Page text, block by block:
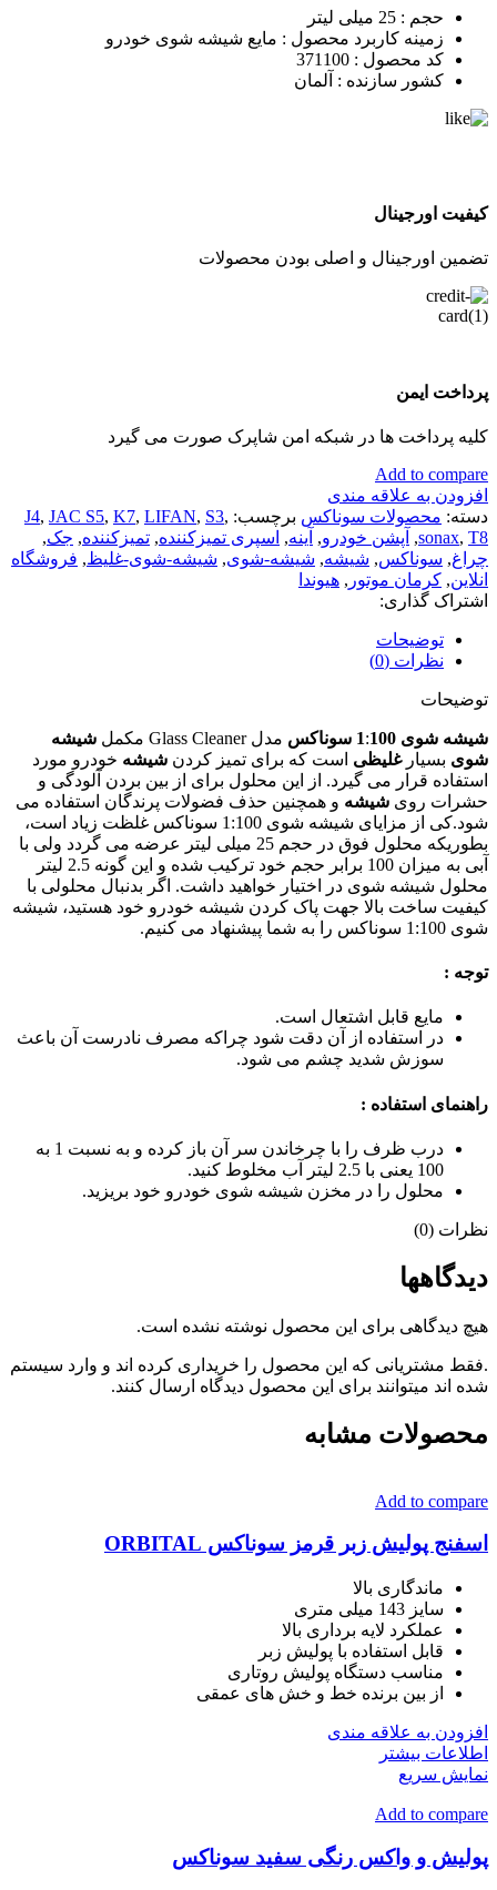
حجم : 25 میلی لیتر
زمینه کاربرد محصول : مایع شیشه شوی خودرو
کد محصول : 371100
کشور سازنده : آلمان
کیفیت اورجینال
تضمین اورجینال و اصلی بودن محصولات
پرداخت ایمن
کلیه پرداخت ها در شبکه امن شاپرک صورت می گیرد
Add to compare
افزودن به علاقه مندی
دسته: محصولات سوناکس برچسب: J4, JAC S5, K7, LIFAN, S3,
sonax, T8
, آپشن خودرو, آینه, اسپری تمیزکننده, تمیزکننده, جک,
چراغ, سوناکس, شیشه, شیشه-شوی, شیشه-شوی-غلیظ, فروشگاه
انلاین, کرمان موتور , هیوندا
اشتراک گذاری:
توضیحات
نظرات (0)
توضیحات
شیشه شوی 1 :100 سوناکس مدل Glass Cleaner مکمل
شیشه
شوی بسیارغلیظی است که برای تمیز کردن شیشه خودرو مورد
استفاده قرار می گیرد. از این محلول برای از بین بردن آلودگی و
حشرات روی شیشه و همچنین حذف فضولات پرندگان استفاده می
شود.کی از مزایای شیشه شوی 1:100 سوناکس غلظت زیاد است،
بطوریکه محلول فوق در حجم 25 میلی لیتر عرضه می گردد ولی با
آبی به میزان 100 برابر حجم خود ترکیب شده و این گونه 2.5 لیتر
محلول شیشه شوی در اختیار خواهید داشت. اگر بدنبال محلولی با
کیفیت ساخت بالا جهت پاک کردن شیشه خودرو خود هستید، شیشه
شوی 1:100 سوناکس را به شما پیشنهاد می کنیم.
توجه :
مایع قابل اشتعال است.
در استفاده از آن دقت شود چراکه مصرف نادرست آن باعث
سوزش شدید چشم می شود.
راهنمای استفاده :
درب ظرف را با چرخاندن سر آن باز کرده و به نسبت 1 به
100 یعنی با 2.5 لیتر آب مخلوط کنید.
محلول را در مخزن شیشه شوی خودرو خود بریزید.
نظرات (0)
دیدگاهها
هیچ دیدگاهی برای این محصول نوشته نشده است.
.فقط مشتریانی که این محصول را خریداری کرده اند و وارد سیستم
شده اند میتوانند برای این محصول دیدگاه ارسال کنند.
محصولات مشابه
Add to compare
اسفنج پولیش زبر قرمز سوناکس ORBITAL
ماندگاری بالا
سایز 143 میلی متری
عملکرد لایه برداری بالا
قابل استفاده با پولیش زبر
مناسب دستگاه پولیش روتاری
از بین برنده خط و خش های عمقی
افزودن به علاقه مندی
اطلاعات بیشتر
نمایش سریع
Add to compare
پولیش و واکس رنگی سفید سوناکس